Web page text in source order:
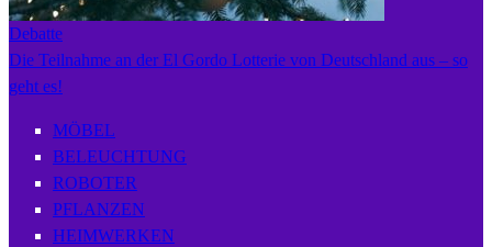
Debatte
Die Teilnahme an der El Gordo Lotterie von Deutschland aus – so
geht es!
MÖBEL
BELEUCHTUNG
ROBOTER
PFLANZEN
HEIMWERKEN